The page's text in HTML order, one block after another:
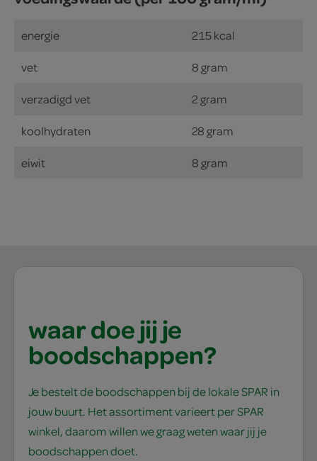
energie 215 kcal
vet 8 gram
verzadigd vet 2 gram
koolhydraten 28 gram
eiwit 8 gram
waar doe jij je
boodschappen?
Je bestelt de boodschappen bij de lokale SPAR in
jouw buurt. Het assortiment varieert per SPAR
winkel, daarom willen we graag weten waar jij je
boodschappen doet.